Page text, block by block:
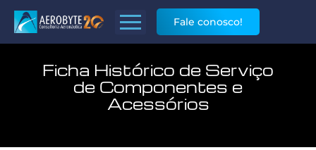
Fale conosco!
Ficha Histórico de Serviço
de Componentes e
Acessórios